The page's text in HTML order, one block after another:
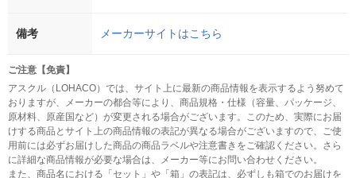
備考 メーカーサイトはこちら
ご注意【免責】
アスクル（LOHACO）では、サイト上に最新の商品情報を表示するよう努めて
おりますが、メーカーの都合等により、商品規格・仕様（容量、パッケージ、
原材料、原産国など）が変更される場合がございます。このため、実際にお届
けする商品とサイト上の商品情報の表記が異なる場合がございますので、ご使
用前には必ずお届けした商品の商品ラベルや注意書きをご確認ください。さら
に詳細な商品情報が必要な場合は、メーカー等にお問い合わせください。
また、商品名における「セット」や「箱」の表記は、必ずしも箱でのお届けを